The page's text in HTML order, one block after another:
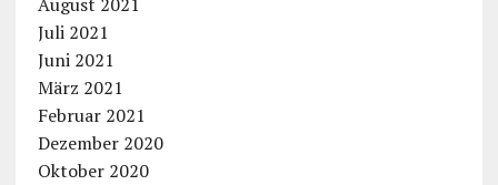
Juli 2021
Juni 2021
März 2021
Februar 2021
Dezember 2020
Oktober 2020